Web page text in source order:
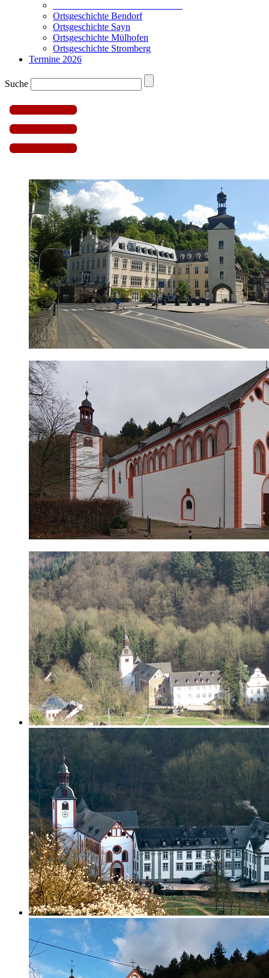
Ortsgeschichte Bendorf
Ortsgeschichte Sayn
Ortsgeschichte Mülhofen
Ortsgeschichte Stromberg
Termine 2026
Suche